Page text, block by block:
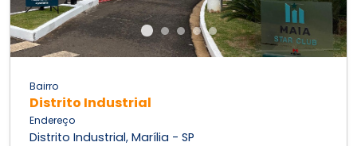
Bairro
Distrito Industrial
Endereço
Distrito Industrial, Marília - SP